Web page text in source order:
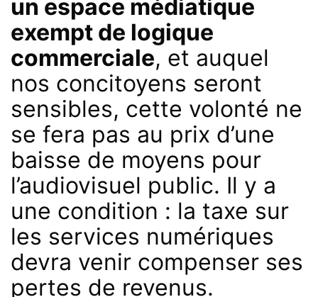
un espace médiatique
exempt de logique
commerciale, et auquel
nos concitoyens seront
sensibles, cette volonté ne
se fera pas au prix d’une
baisse de moyens pour
l’audiovisuel public. Il y a
une condition : la taxe sur
les services numériques
devra venir compenser ses
pertes de revenus.